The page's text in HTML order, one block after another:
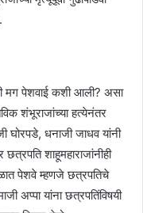
मग पेशवाई कशी आली? असा
शंभूराजांच्या हत्येनंतर
घोरपडे, धनाजी जाधव यांनी
शाहूमहाराजांनीही
पेशवे म्हणजे छत्रपतिचे
अप्पा यांना छत्रपतिंविषयी